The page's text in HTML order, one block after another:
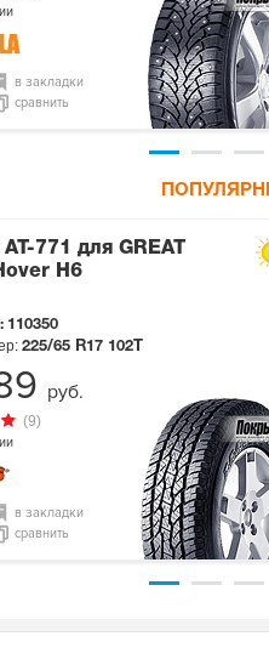
в закладки
сравнить
771 для GREAT
H6
110350
(9)
225/65 R17 102T
в закладки
сравнить
руб.